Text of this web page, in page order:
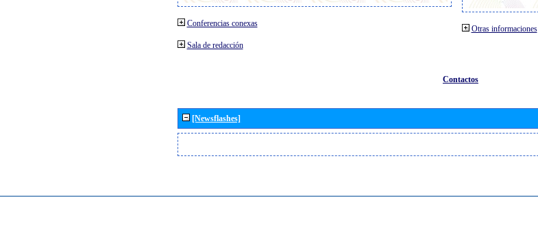
Conferencias conexas
Sala de redacción
Otras informaciones
Contactos
[Newsflashes]